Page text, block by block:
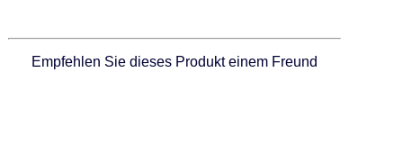
Empfehlen Sie dieses Produkt einem Freund